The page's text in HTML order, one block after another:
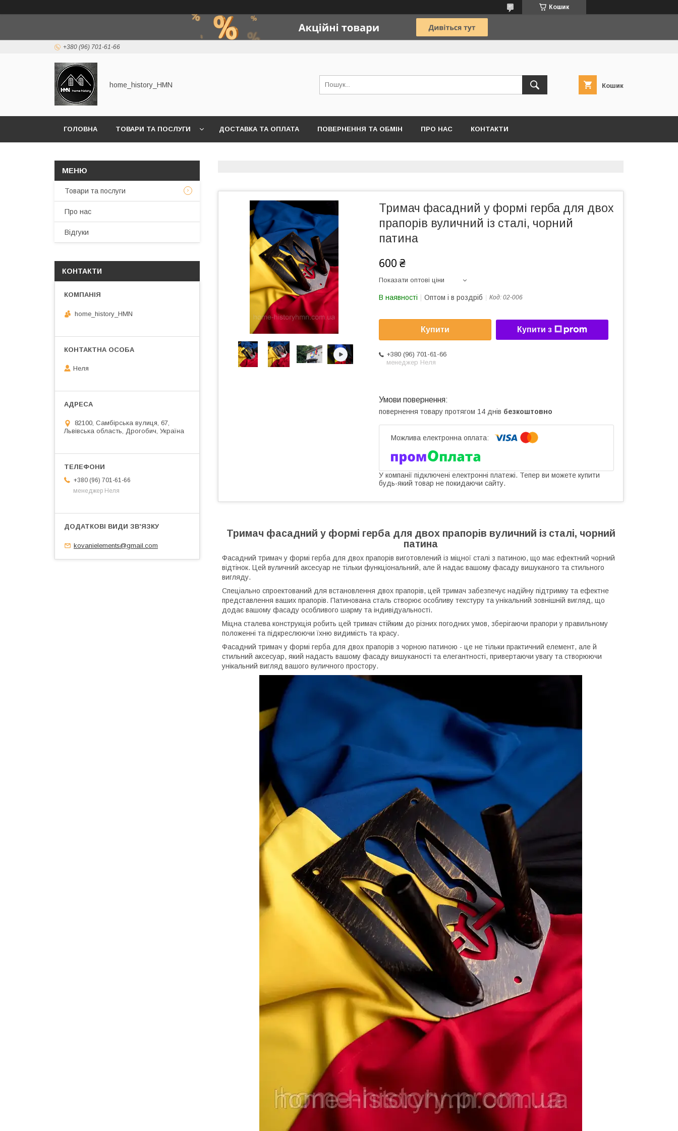
Кошик
+380 (96) 701-61-66
home_history_HMN Кошик
ГОЛОВНА ТОВАРИ ТА ПОСЛУГИ ДОСТАВКА ТА ОПЛАТА ПОВЕРНЕННЯ ТА ОБМІН ПРО НАС КОНТАКТИ
Тримач фасадний у формі герба для двох
прапорів вуличний із сталі, чорний
патина
600 ₴
Показати оптові ціни
В наявності Оптом і в роздріб Код: 02-006
Купити Купити з
+380 (96) 701-61-66
менеджер Неля
повернення товару протягом 14 днів безкоштовно
У компанії підключені електронні платежі. Тепер ви можете купити
будь-який товар не покидаючи сайту.
Тримач фасадний у формі герба для двох прапорів вуличний із сталі, чорний
патина
Фасадний тримач у формі герба для двох прапорів виготовлений із міцної сталі з патиною, що має ефектний чорний
відтінок. Цей вуличний аксесуар не тільки функціональний, але й надає вашому фасаду вишуканого та стильного
вигляду.
Спеціально спроектований для встановлення двох прапорів, цей тримач забезпечує надійну підтримку та ефектне
представлення ваших прапорів. Патинована сталь створює особливу текстуру та унікальний зовнішній вигляд, що
додає вашому фасаду особливого шарму та індивідуальності.
Міцна сталева конструкція робить цей тримач стійким до різних погодних умов, зберігаючи прапори у правильному
положенні та підкреслюючи їхню видимість та красу.
Фасадний тримач у формі герба для двох прапорів з чорною патиною - це не тільки практичний елемент, але й
стильний аксесуар, який надасть вашому фасаду вишуканості та елегантності, привертаючи увагу та створюючи
унікальний вигляд вашого вуличного простору.
Товари та послуги
Про нас
Відгуки
КОНТАКТИ
home_history_HMN
Неля
82100, Самбірська вулиця, 67,
Львівська область, Дрогобич, Україна
+380 (96) 701-61-66
менеджер Неля
kovanielements@gmail.com